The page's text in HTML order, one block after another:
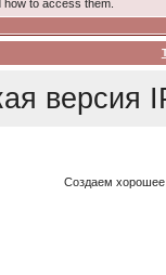
to access them.
версия
Создаем